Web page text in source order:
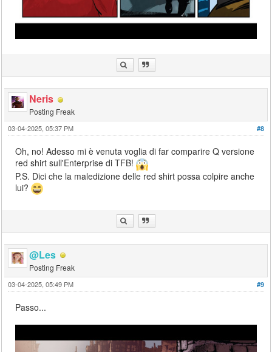
Neris
Posting Freak
#8
03-04-2025, 05:37 PM
Oh, no! Adesso mi è venuta voglia di far comparire Q versione
red shirt sull'Enterprise di TFB!
P.S. Dici che la maledizione delle red shirt possa colpire anche
lui?
@Les
Posting Freak
#9
03-04-2025, 05:49 PM
Passo...